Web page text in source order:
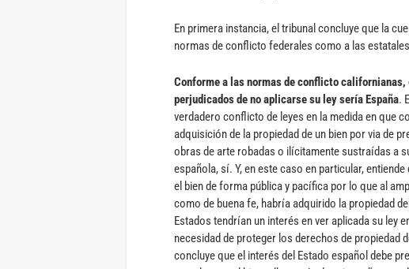
En primera instancia, el tribunal concluye que la
normas de conflicto federales como a las
Conforme a las normas de conflicto
perjudicados de no aplicarse su ley sería España.
verdadero conflicto de leyes en la medida en que
adquisición de la propiedad de un bien por via de
obras de arte robadas o ilícitamente sustraídas a
española, sí. Y, en este caso en particular,
el bien de forma pública y pacífica por lo que al
como de buena fe, habría adquirido la propiedad
Estados tendrían un interés en ver aplicada su ley
necesidad de proteger los derechos de propiedad
concluye que el interés del Estado español debe